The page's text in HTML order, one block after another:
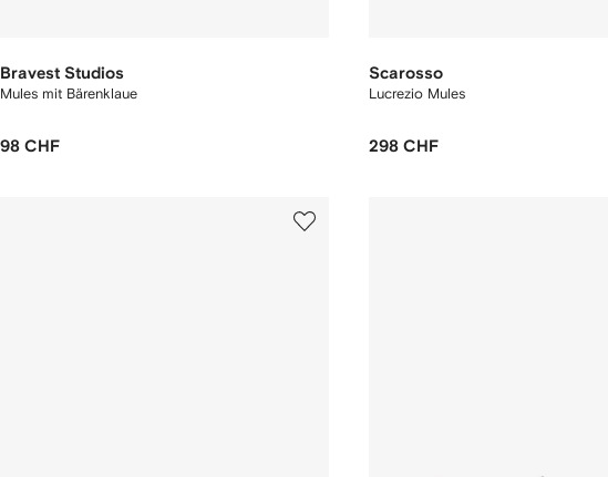
Bravest Studios
Mules mit Bärenklaue
98 CHF
Scarosso
Lucrezio Mules
298 CHF